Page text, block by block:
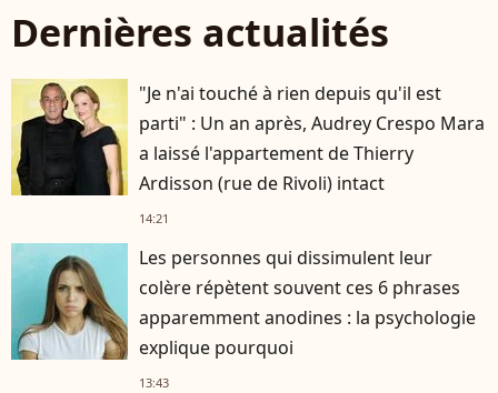
Dernières actualités
"Je n'ai touché à rien depuis qu'il est
parti" : Un an après, Audrey Crespo Mara
a laissé l'appartement de Thierry
Ardisson (rue de Rivoli) intact
14:21
Les personnes qui dissimulent leur
colère répètent souvent ces 6 phrases
apparemment anodines : la psychologie
explique pourquoi
13:43